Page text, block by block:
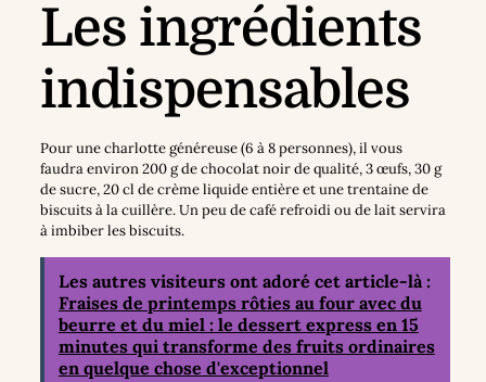
Les ingrédients
indispensables
Pour une charlotte généreuse (6 à 8 personnes), il vous
faudra environ 200 g de chocolat noir de qualité, 3 œufs, 30 g
de sucre, 20 cl de crème liquide entière et une trentaine de
biscuits à la cuillère. Un peu de café refroidi ou de lait servira
à imbiber les biscuits.
Les autres visiteurs ont adoré cet article-là :
Fraises de printemps rôties au four avec du
beurre et du miel : le dessert express en 15
minutes qui transforme des fruits ordinaires
en quelque chose d'exceptionnel